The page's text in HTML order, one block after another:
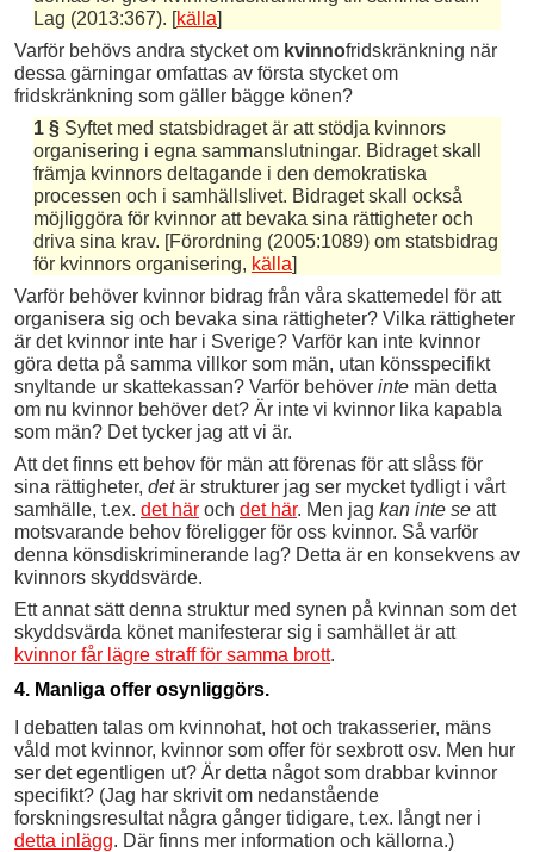
Lag (2013:367). [källa]
Varför behövs andra stycket om kvinnofridskränkning när
dessa gärningar omfattas av första stycket om
fridskränkning som gäller bägge könen?
1 §Syftet med statsbidraget är att stödja kvinnors
organisering i egna samman­slutningar. Bidraget skall
främja kvinnors deltagande i den demokratiska
processen och i samhällslivet. Bidraget skall också
möjliggöra för kvinnor att bevaka sina rättigheter och
driva sina krav. [Förordning (2005:1089) om statsbidrag
för kvinnors organisering, källa]
Varför behöver kvinnor bidrag från våra skattemedel för att
organisera sig och bevaka sina rättigheter? Vilka rättigheter
är det kvinnor inte har i Sverige? Varför kan inte kvinnor
göra detta på samma villkor som män, utan könsspecifikt
snyltande ur skattekassan? Varför behöver inte män detta
om nu kvinnor behöver det? Är inte vi kvinnor lika kapabla
som män? Det tycker jag att vi är.
Att det finns ett behov för män att förenas för att slåss för
sina rättigheter, detär strukturer jag ser mycket tydligt i vårt
samhälle, t.ex. det här och det här. Men jag kan inte se att
motsvarande behov föreligger för oss kvinnor. Så varför
denna könsdiskriminerande lag? Detta är en konsekvens av
kvinnors skyddsvärde.
Ett annat sätt denna struktur med synen på kvinnan som det
skyddsvärda könet manifesterar sig i samhället är att
kvinnor får lägre straff för samma brott.
4. Manliga offer osynliggörs.
I debatten talas om kvinnohat, hot och trakasserier, mäns
våld mot kvinnor, kvinnor som offer för sexbrott osv. Men hur
ser det egentligen ut? Är detta något som drabbar kvinnor
specifikt? (Jag har skrivit om nedanstående
forskningsresultat några gånger tidigare, t.ex. långt ner i
detta inlägg. Där finns mer information och källorna.)